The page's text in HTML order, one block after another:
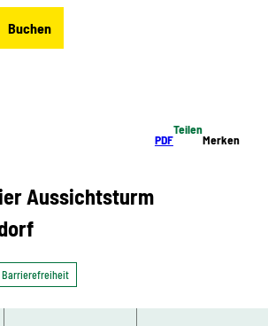
Buchen
PDF
Teilen
Merken
Aussichtsturm
Barrierefreiheit